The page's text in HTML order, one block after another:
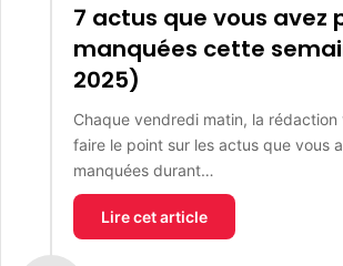
7 actus que vous avez
manquées cette
2025)
Chaque vendredi matin, la
faire le point sur les actus que vous
manquées durant…
Lire cet article